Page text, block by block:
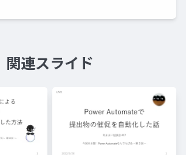
関連スライド